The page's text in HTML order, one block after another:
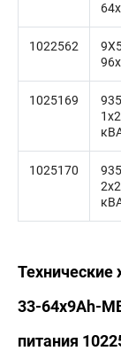
1022562
1025169
1025170
Технические
33-64x9Ah-
питания